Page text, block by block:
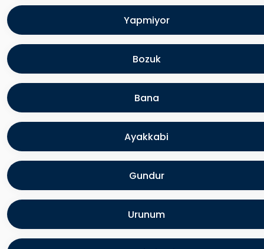
Yapmiyor
Bozuk
Bana
Ayakkabi
Gundur
Urunum